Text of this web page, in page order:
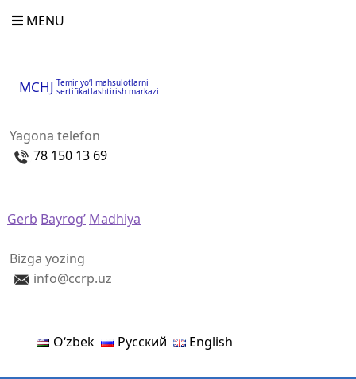
MENU
MCHJ Temir yo‘l mahsulotlarni
sertifikatlashtirish markazi
Yagona telefon
78 150 13 69
Gerb Bayrog’ Madhiya
Bizga yozing
info@ccrp.uz
Oʻzbek Русский English